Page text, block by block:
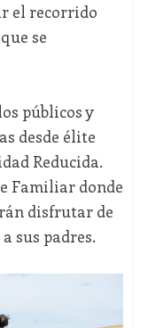
el recorrido
se
públicos y
desde élite
Reducida.
Familiar donde
disfrutar de
sus padres.